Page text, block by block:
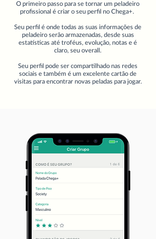
O primeiro passo para se tornar um peladeiro
profissional é criar o seu perfil no Chega+.
Seu perfil é onde todas as suas informações de
peladeiro serão armazenadas, desde suas
estatísticas até troféus, evolução, notas e é
claro, seu overall.
Seu perfil pode ser compartilhado nas redes
sociais e também é um excelente cartão de
visitas para encontrar novas peladas para jogar.